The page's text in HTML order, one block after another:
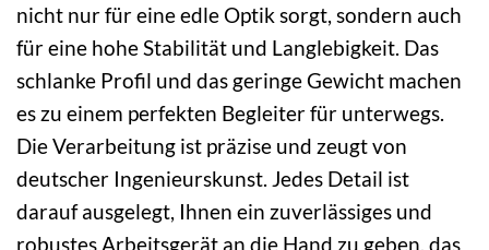
nicht nur für eine edle Optik sorgt, sondern auch
für eine hohe Stabilität und Langlebigkeit. Das
schlanke Profil und das geringe Gewicht machen
es zu einem perfekten Begleiter für unterwegs.
Die Verarbeitung ist präzise und zeugt von
deutscher Ingenieurskunst. Jedes Detail ist
darauf ausgelegt, Ihnen ein zuverlässiges und
robustes Arbeitsgerät an die Hand zu geben, das